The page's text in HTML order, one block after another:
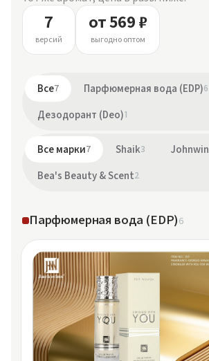
7
версий
от 569 ₽
выгодно оптом
Все7 Парфюмерная вода (EDP)6
Дезодорант (Deo)1
Все марки7 Shaik3 Johnwin
Bea's Beauty & Scent2
Парфюмерная вода (EDP)6